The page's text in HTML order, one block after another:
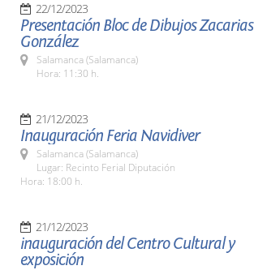
22/12/2023
Presentación Bloc de Dibujos Zacarias
González
Salamanca (Salamanca)
Hora: 11:30 h.
21/12/2023
Inauguración Feria Navidiver
Salamanca (Salamanca)
Lugar: Recinto Ferial Diputación
Hora: 18:00 h.
21/12/2023
inauguración del Centro Cultural y
exposición